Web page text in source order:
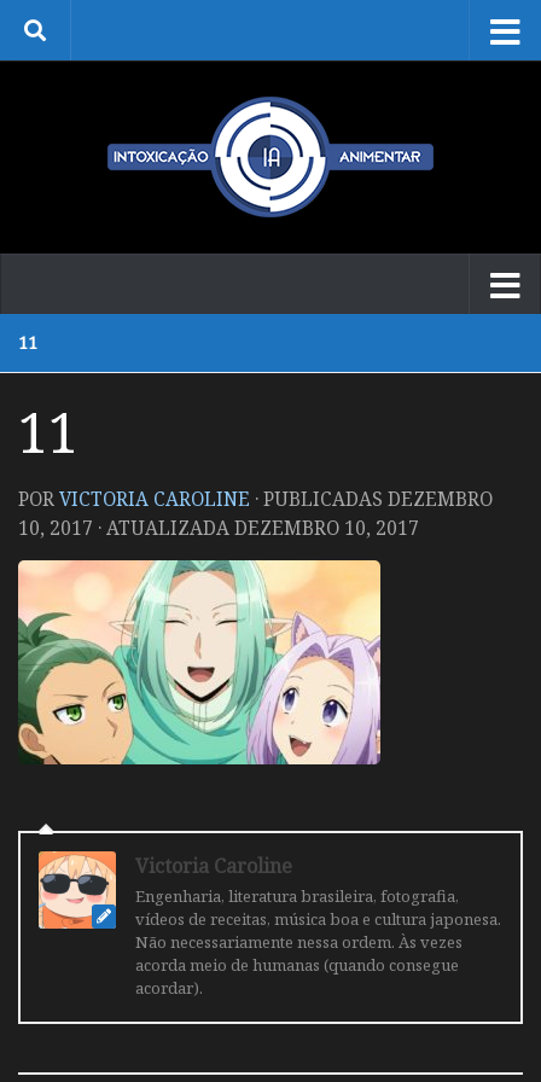
Skip to content
11
11
PORVICTORIA CAROLINE · PUBLICADAS DEZEMBRO
10, 2017 · ATUALIZADADEZEMBRO 10, 2017
Victoria Caroline
Engenharia, literatura brasileira, fotografia,
vídeos de receitas, música boa e cultura japonesa.
Não necessariamente nessa ordem. Às vezes
acorda meio de humanas (quando consegue
acordar).